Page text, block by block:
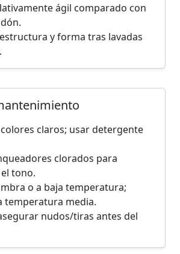
ágil comparado con
y forma tras lavadas
claros; usar detergente
clorados para
tono.
o a baja temperatura;
temperatura media.
nudos/tiras antes del